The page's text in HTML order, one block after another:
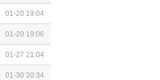
01-20 19:04
01-20 19:06
01-27 21:04
01-30 20:34